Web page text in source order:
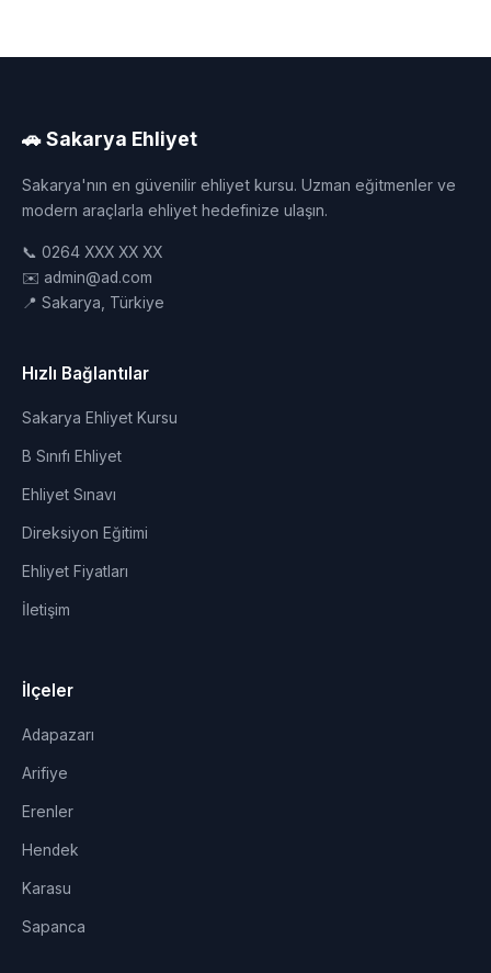
🚗 Sakarya Ehliyet
Sakarya'nın en güvenilir ehliyet kursu. Uzman eğitmenler ve
modern araçlarla ehliyet hedefinize ulaşın.
📞 0264 XXX XX XX
✉️ admin@ad.com
📍 Sakarya, Türkiye
Hızlı Bağlantılar
Sakarya Ehliyet Kursu
B Sınıfı Ehliyet
Ehliyet Sınavı
Direksiyon Eğitimi
Ehliyet Fiyatları
İletişim
İlçeler
Adapazarı
Arifiye
Erenler
Hendek
Karasu
Sapanca